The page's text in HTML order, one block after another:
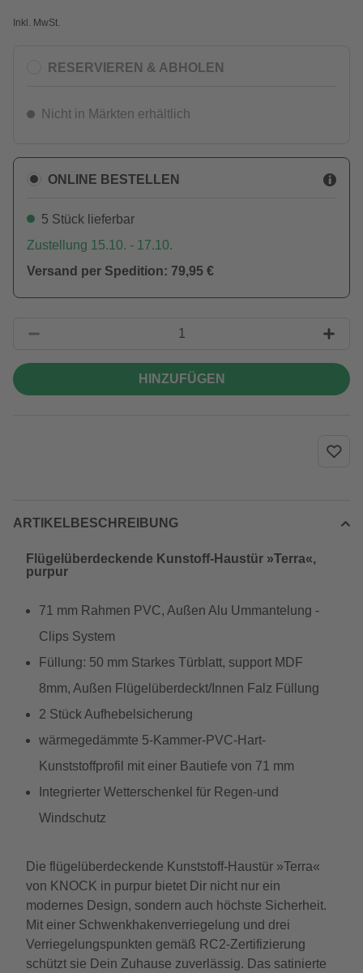
Inkl. MwSt.
RESERVIEREN & ABHOLEN
Nicht in Märkten erhältlich
ONLINE BESTELLEN
5 Stück lieferbar
Zustellung 15.10. - 17.10.
Versand per Spedition: 79,95 €
HINZUFÜGEN
ARTIKELBESCHREIBUNG
Flügelüberdeckende Kunstoff-Haustür »Terra«,
purpur
71 mm Rahmen PVC, Außen Alu Ummantelung -
Clips System
Füllung: 50 mm Starkes Türblatt, support MDF
8mm, Außen Flügelüberdeckt/Innen Falz Füllung
2 Stück Aufhebelsicherung
wärmegedämmte 5-Kammer-PVC-Hart-
Kunststoffprofil mit einer Bautiefe von 71 mm
Integrierter Wetterschenkel für Regen-und
Windschutz
Die flügelüberdeckende Kunststoff-Haustür »Terra«
von KNOCK in purpur bietet Dir nicht nur ein
modernes Design, sondern auch höchste Sicherheit.
Mit einer Schwenkhakenverriegelung und drei
Verriegelungspunkten gemäß RC2-Zertifizierung
schützt sie Dein Zuhause zuverlässig. Das satinierte